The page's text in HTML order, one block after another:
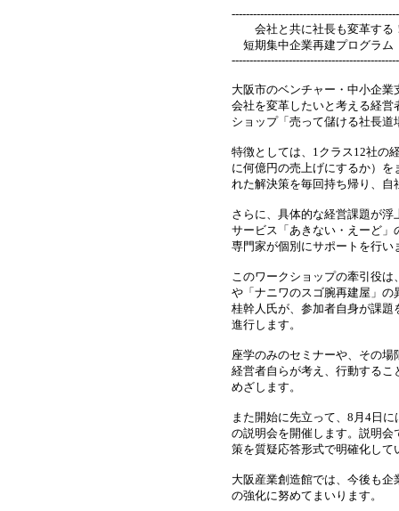
会社と共に社長も変革する
短期集中企業再建プログラム
大阪市のベンチャー・中小企
会社を変革したいと考える経
ショップ「売って儲ける社長
特徴としては、1クラス12社の
に何億円の売上げにするか）
れた解決策を毎回持ち帰り、
さらに、具体的な経営課題が
サービス「あきない・えーど
専門家が個別にサポートを行い
このワークショップの牽引役
や「ナニワのスゴ腕再建屋」
桂幹人氏が、参加者自身が課
進行します。
座学のみのセミナーや、その
経営者自らが考え、行動する
めざします。
また開始に先立って、8月4日
の説明会を開催します。説明
策を質疑応答形式で明確化して
大阪産業創造館では、今後も
の強化に努めてまいります。